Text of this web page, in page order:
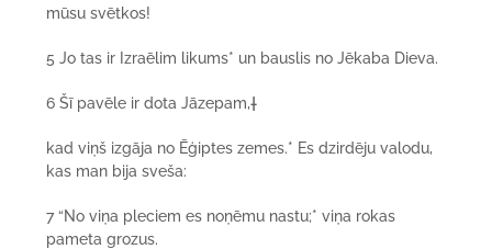
mūsu svētkos!
5 Jo tas ir Izraēlim likums* un bauslis no Jēkaba Dieva.
6 Šī pavēle ir dota Jāzepam,†
kad viņš izgāja no Ēģiptes zemes.* Es dzirdēju valodu,
kas man bija sveša:
7 “No viņa pleciem es noņēmu nastu;* viņa rokas
pameta grozus.